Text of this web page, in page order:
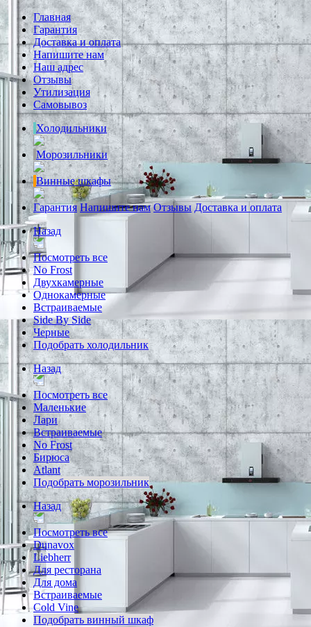
Главная
Гарантия
Доставка и оплата
Напишите нам
Наш адрес
Отзывы
Утилизация
Самовывоз
Холодильники
Морозильники
Винные шкафы
Гарантия Напишите нам Отзывы Доставка и оплата
Назад
Посмотреть все
No Frost
Двухкамерные
Однокамерные
Встраиваемые
Side By Side
Черные
Подобрать холодильник
Назад
Посмотреть все
Маленькие
Лари
Встраиваемые
No Frost
Бирюса
Atlant
Подобрать морозильник
Назад
Посмотреть все
Dunavox
Liebherr
Для ресторана
Для дома
Встраиваемые
Cold Vine
Подобрать винный шкаф